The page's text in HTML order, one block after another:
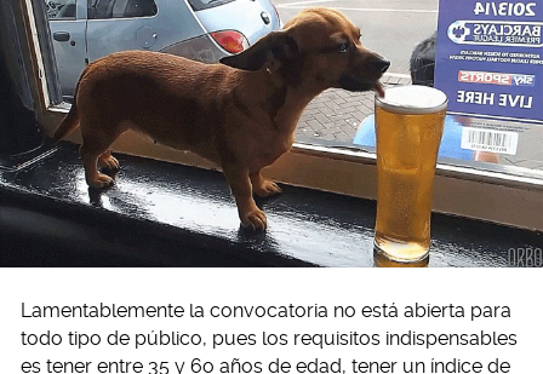
Lamentablemente la convocatoria no está abierta para
todo tipo de público, pues los requisitos indispensables
es tener entre 35 y 6o años de edad, tener un índice de